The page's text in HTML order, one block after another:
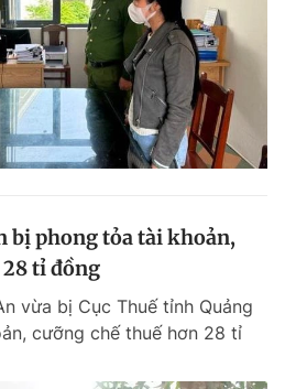
bị phong tỏa tài khoản,
tỉ đồng
vừa bị Cục Thuế tỉnh Quảng
cưỡng chế thuế hơn 28 tỉ